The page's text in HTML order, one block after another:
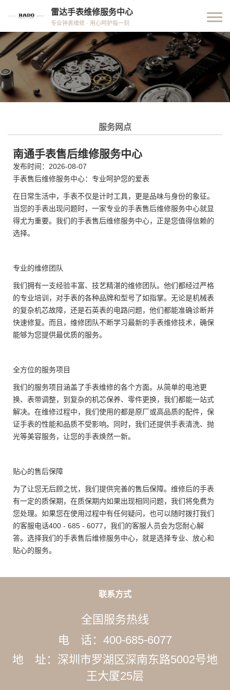
雷达手表维修服务中心
专业钟表维修 · 用心呵护每一刻
服务网点
南通手表售后维修服务中心
发布时间：2026-08-07
手表售后维修服务中心：专业呵护您的爱表
在日常生活中，手表不仅是计时工具，更是品味与身份的象征。
当您的手表出现问题时，一家专业的手表售后维修服务中心就显
得尤为重要。我们的手表售后维修服务中心，正是您值得信赖的
选择。
专业的维修团队
我们拥有一支经验丰富、技艺精湛的维修团队。他们都经过严格
的专业培训，对手表的各种品牌和型号了如指掌。无论是机械表
的复杂机芯故障，还是石英表的电路问题，他们都能准确诊断并
快速修复。而且，维修团队不断学习最新的手表维修技术，确保
能够为您提供最优质的服务。
全方位的服务项目
我们的服务项目涵盖了手表维修的各个方面。从简单的电池更
换、表带调整，到复杂的机芯保养、零件更换，我们都能一站式
解决。在维修过程中，我们使用的都是原厂或高品质的配件，保
证手表的性能和品质不受影响。同时，我们还提供手表清洗、抛
光等美容服务，让您的手表焕然一新。
贴心的售后保障
为了让您无后顾之忧，我们提供完善的售后保障。维修后的手表
有一定的质保期，在质保期内如果出现相同问题，我们将免费为
您处理。如果您在使用过程中有任何疑问，也可以随时拨打我们
的客服电话400 - 685 - 6077，我们的客服人员会为您耐心解
答。选择我们的手表售后维修服务中心，就是选择专业、放心和
贴心的服务。
联系方式
全国服务热线
电 话：400-685-6077
地 址：深圳市罗湖区深南东路5002号地
王大厦25层